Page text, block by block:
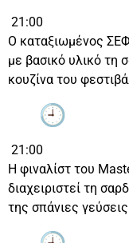
21:00
Ο καταξιωμένος
με βασικό υλικό τη
κουζίνα του
21:00
Η φιναλίστ του
διαχειριστεί τη
της σπάνιες